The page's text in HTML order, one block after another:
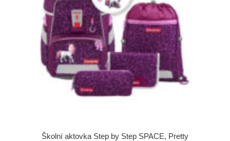
Školní aktovka Step by Step SPACE, Pretty